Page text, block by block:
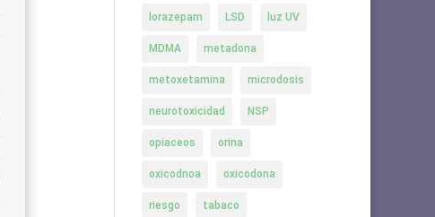
lorazepam LSD luz UV
MDMA metadona
metoxetamina microdosis
neurotoxicidad NSP
opiaceos orina
oxicodnoa oxicodona
riesgo tabaco